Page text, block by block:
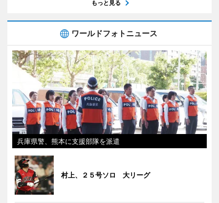
もっと見る
ワールドフォトニュース
兵庫県警、熊本に支援部隊を派遣
村上、２５号ソロ 大リーグ